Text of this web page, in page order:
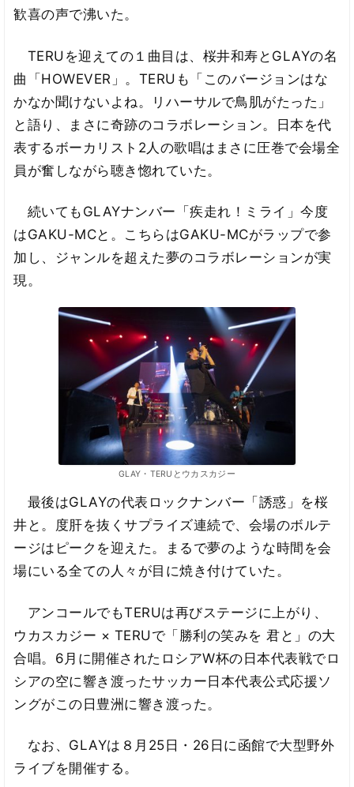
歓喜の声で沸いた。
TERUを迎えての１曲目は、桜井和寿とGLAYの名
曲「HOWEVER」。TERUも「このバージョンはな
かなか聞けないよね。リハーサルで鳥肌がたった」
と語り、まさに奇跡のコラボレーション。日本を代
表するボーカリスト2人の歌唱はまさに圧巻で会場全
員が奮しながら聴き惚れていた。
続いてもGLAYナンバー「疾走れ！ミライ」今度
はGAKU-MCと。こちらはGAKU-MCがラップで参
加し、ジャンルを超えた夢のコラボレーションが実
現。
GLAY・TERUとウカスカジー
最後はGLAYの代表ロックナンバー「誘惑」を桜
井と。度肝を抜くサプライズ連続で、会場のボルテ
ージはピークを迎えた。まるで夢のような時間を会
場にいる全ての人々が目に焼き付けていた。
アンコールでもTERUは再びステージに上がり、
ウカスカジー × TERUで「勝利の笑みを 君と」の大
合唱。6月に開催されたロシアW杯の日本代表戦でロ
シアの空に響き渡ったサッカー日本代表公式応援ソ
ングがこの日豊洲に響き渡った。
なお、GLAYは８月25日・26日に函館で大型野外
ライブを開催する。